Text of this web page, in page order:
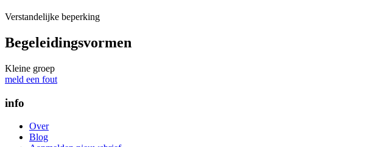
Verstandelijke beperking
Begeleidingsvormen
Kleine groep
meld een fout
info
Over
Blog